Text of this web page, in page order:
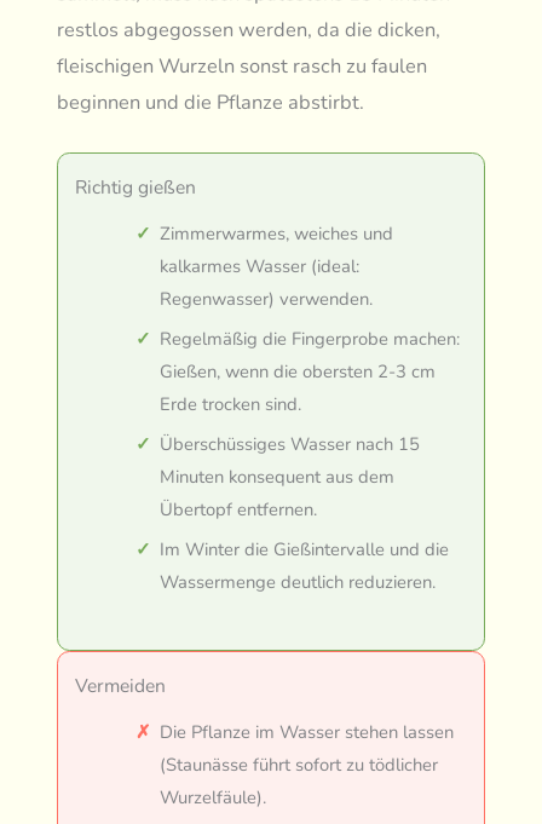
restlos abgegossen werden, da die dicken,
fleischigen Wurzeln sonst rasch zu faulen
beginnen und die Pflanze abstirbt.
Richtig gießen
Zimmerwarmes, weiches und
kalkarmes Wasser (ideal:
Regenwasser) verwenden.
Regelmäßig die Fingerprobe machen:
Gießen, wenn die obersten 2-3 cm
Erde trocken sind.
Überschüssiges Wasser nach 15
Minuten konsequent aus dem
Übertopf entfernen.
Im Winter die Gießintervalle und die
Wassermenge deutlich reduzieren.
Vermeiden
Die Pflanze im Wasser stehen lassen
(Staunässe führt sofort zu tödlicher
Wurzelfäule).